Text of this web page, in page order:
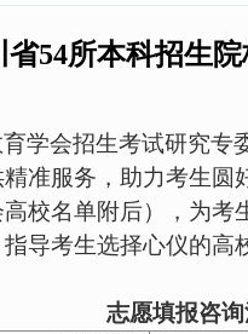
省54所本科招生
学会招生考试研究
准服务，助力考生圆
高校名单附后），为
导考生选择心仪的高
志愿填报咨